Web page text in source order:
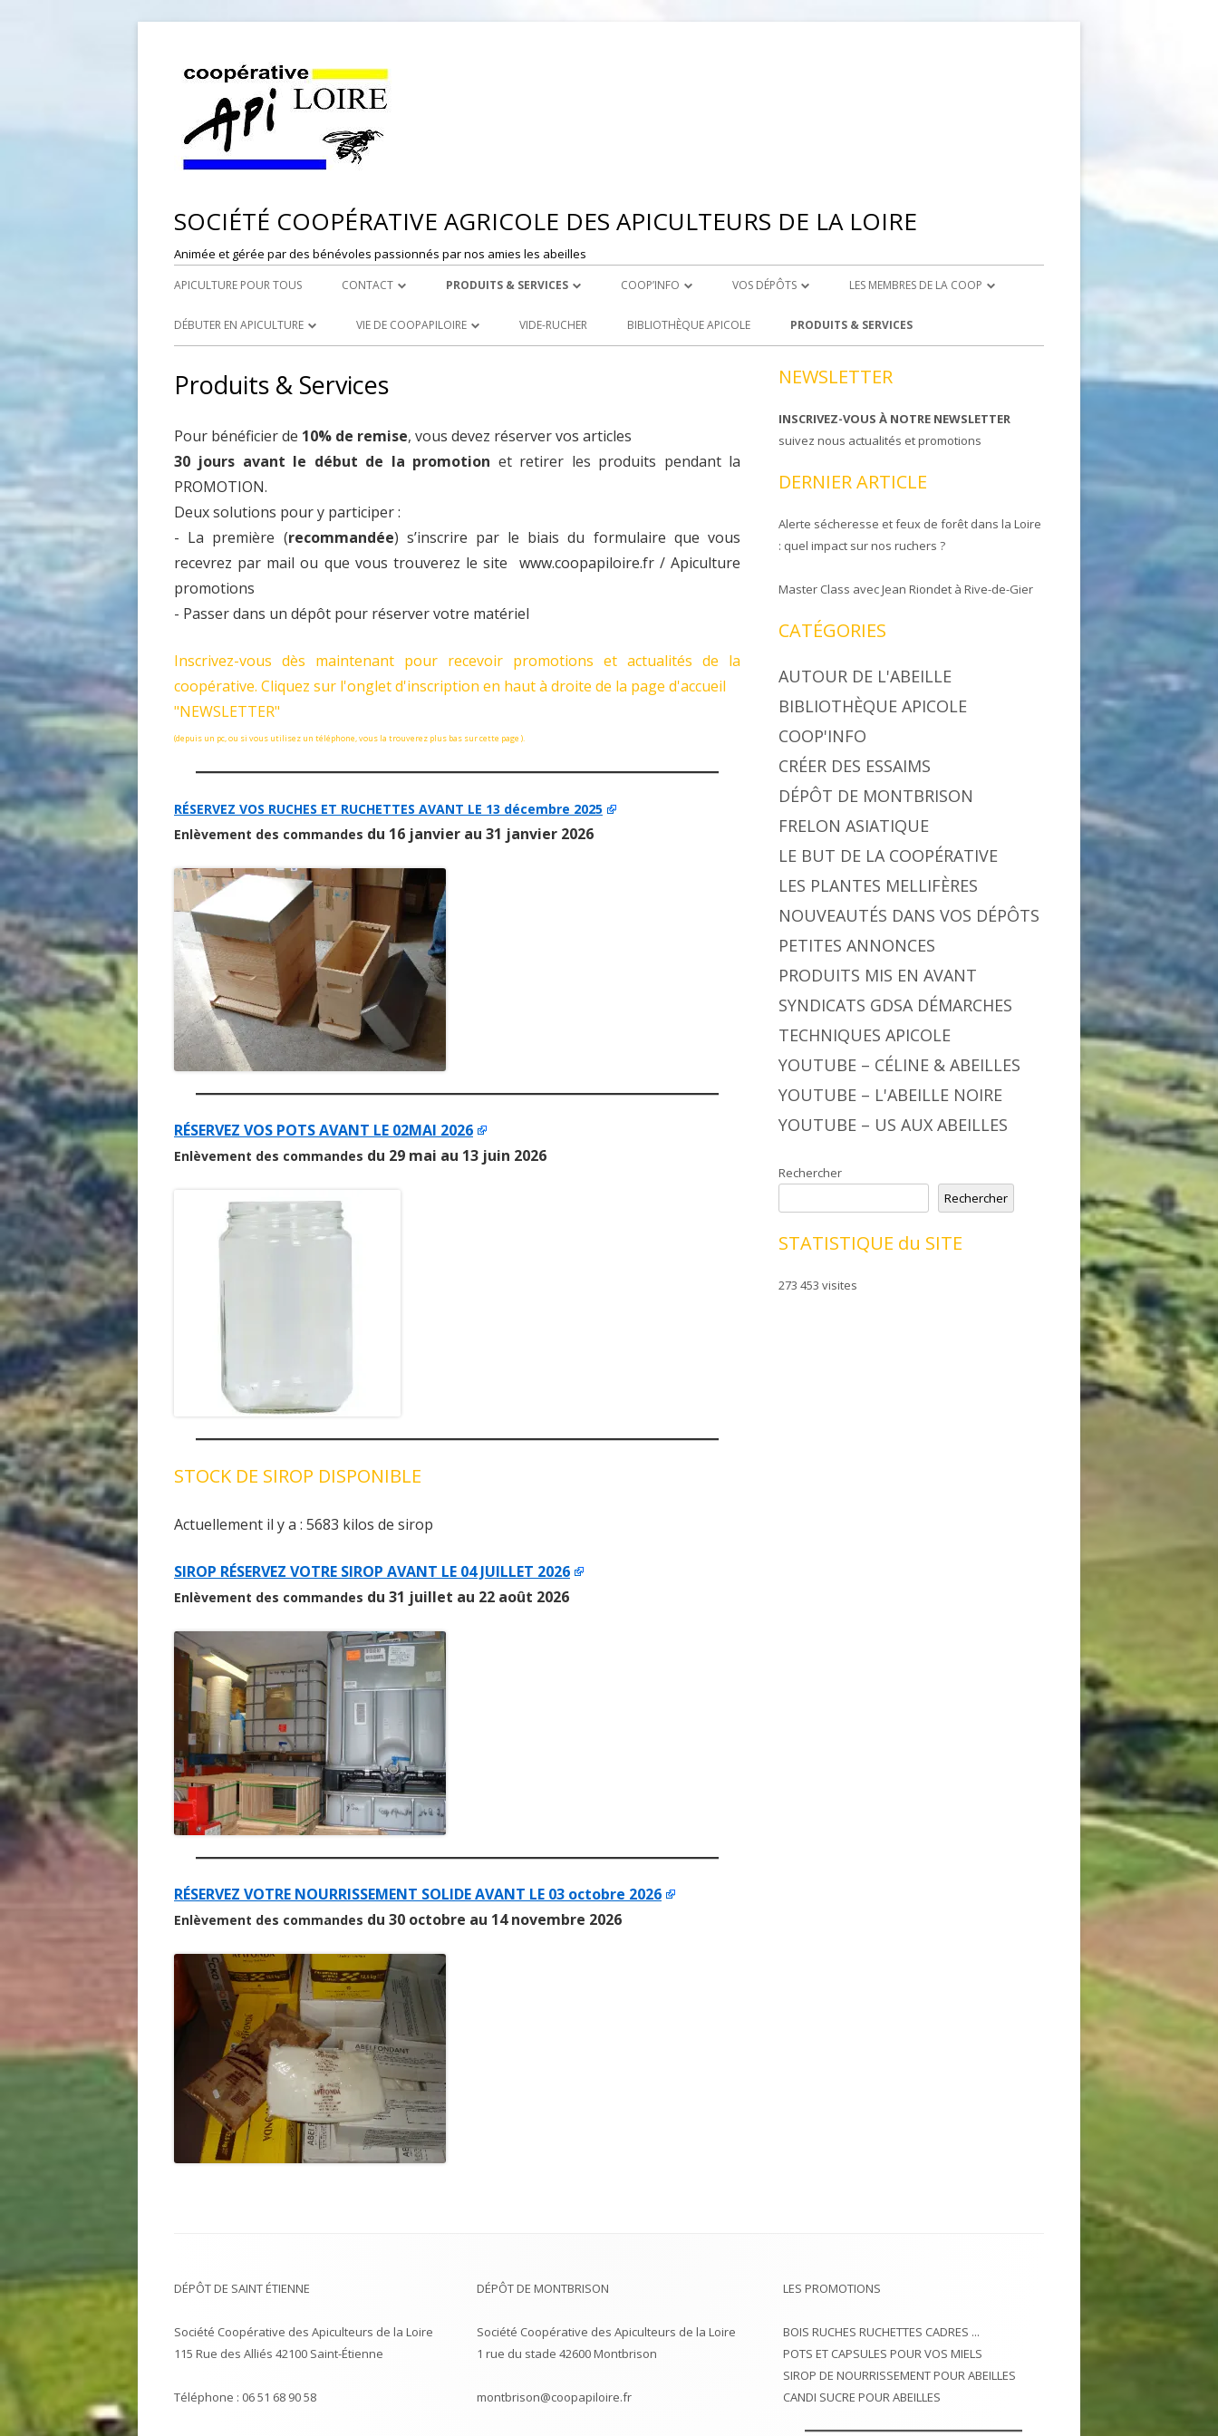
SOCIÉTÉ COOPÉRATIVE AGRICOLE DES APICULTEURS DE LA LOIRE
Animée et gérée par des bénévoles passionnés par nos amies les abeilles
APICULTURE POUR TOUS CONTACT
DÉPÔT DE MONTBRISON
PRODUITS & SERVICES
ROYAL CARE
CIRE COOPAPILOIRE
COOP’INFO
DÉPOSER UNE ANNONCE
VOS DÉPÔTS
DEPOT DE ST ETIENNE
LES MEMBRES DE LA COOP
DEVENIR ADHÉRENT
DÉBUTER EN APICULTURE
GDSA LOIRE 42
RUCHER ÉCOLE
ACHAT VENTE ABEILLES
VIE DE COOPAPILOIRE
DOCUMENTS DE COOPAPILOIRE
VIDE-RUCHER BIBLIOTHÈQUE APICOLE PRODUITS & SERVICES
Produits & Services
Pour bénéficier de 10% de remise, vous devez réserver vos articles
30 jours avant le début de la promotion et retirer les produits pendant la
PROMOTION.
Deux solutions pour y participer :
- La première (recommandée) s’inscrire par le biais du formulaire que vous
recevrez par mail ou que vous trouverez le site www.coopapiloire.fr / Apiculture
promotions
- Passer dans un dépôt pour réserver votre matériel
Inscrivez-vous dès maintenant pour recevoir promotions et actualités de la
coopérative. Cliquez sur l'onglet d'inscription en haut à droite de la page d'accueil
"NEWSLETTER"
(depuis un pc, ou si vous utilisez un téléphone, vous la trouverez plus bas sur cette page ).
RÉSERVEZ VOS RUCHES ET RUCHETTES AVANT LE 13 décembre 2025
Enlèvement des commandes du 16 janvier au 31 janvier 2026
RÉSERVEZ VOS POTS AVANT LE 02MAI 2026
Enlèvement des commandes du 29 mai au 13 juin 2026
STOCK DE SIROP DISPONIBLE
Actuellement il y a : 5683 kilos de sirop
SIROP RÉSERVEZ VOTRE SIROP AVANT LE 04 JUILLET 2026
Enlèvement des commandes du 31 juillet au 22 août 2026
RÉSERVEZ VOTRE NOURRISSEMENT SOLIDE AVANT LE 03 octobre 2026
Enlèvement des commandes du 30 octobre au 14 novembre 2026
NEWSLETTER
INSCRIVEZ-VOUS À NOTRE NEWSLETTER
suivez nous actualités et promotions
DERNIER ARTICLE
Alerte sécheresse et feux de forêt dans la Loire
: quel impact sur nos ruchers ?
Master Class avec Jean Riondet à Rive-de-Gier
CATÉGORIES
AUTOUR DE L'ABEILLE
BIBLIOTHÈQUE APICOLE
COOP'INFO
CRÉER DES ESSAIMS
DÉPÔT DE MONTBRISON
FRELON ASIATIQUE
LE BUT DE LA COOPÉRATIVE
LES PLANTES MELLIFÈRES
NOUVEAUTÉS DANS VOS DÉPÔTS
PETITES ANNONCES
PRODUITS MIS EN AVANT
SYNDICATS GDSA DÉMARCHES
TECHNIQUES APICOLE
YOUTUBE – CÉLINE & ABEILLES
YOUTUBE – L'ABEILLE NOIRE
YOUTUBE – US AUX ABEILLES
Rechercher
Rechercher
STATISTIQUE du SITE
273 453 visites
DÉPÔT DE SAINT ÉTIENNE
Société Coopérative des Apiculteurs de la Loire
115 Rue des Alliés 42100 Saint-Étienne
Téléphone : 06 51 68 90 58
DÉPÔT DE MONTBRISON
Société Coopérative des Apiculteurs de la Loire
1 rue du stade 42600 Montbrison
montbrison@coopapiloire.fr
LES PROMOTIONS
BOIS RUCHES RUCHETTES CADRES ...
POTS ET CAPSULES POUR VOS MIELS
SIROP DE NOURRISSEMENT POUR ABEILLES
CANDI SUCRE POUR ABEILLES